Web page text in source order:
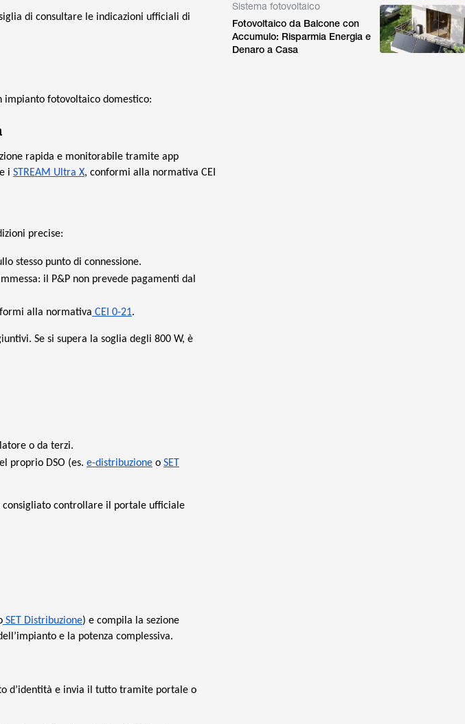
di consultare le indicazioni ufficiali di
impianto fotovoltaico domestico:
rapida e monitorabile tramite app
i STREAM Ultra X, conformi alla normativa CEI
precise:
stesso punto di connessione.
il P&P non prevede pagamenti dal
alla normativa CEI 0-21.
Se si supera la soglia degli 800 W, è
o da terzi.
proprio DSO (es. e-distribuzioneo SET
consigliato controllare il portale ufficiale
SET Distribuzione) e compila la sezione
e la potenza complessiva.
d’identità e invia il tutto tramite portale o
Sistema fotovoltaico
Fotovoltaico da Balcone con
Accumulo: Risparmia Energia e
Denaro a Casa